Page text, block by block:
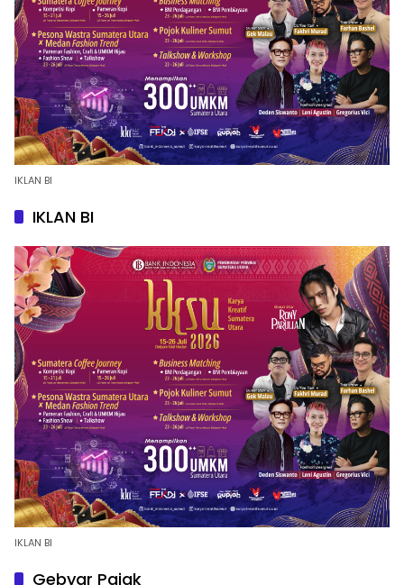
IKLAN BI
IKLAN BI
IKLAN BI
Gebyar Pajak